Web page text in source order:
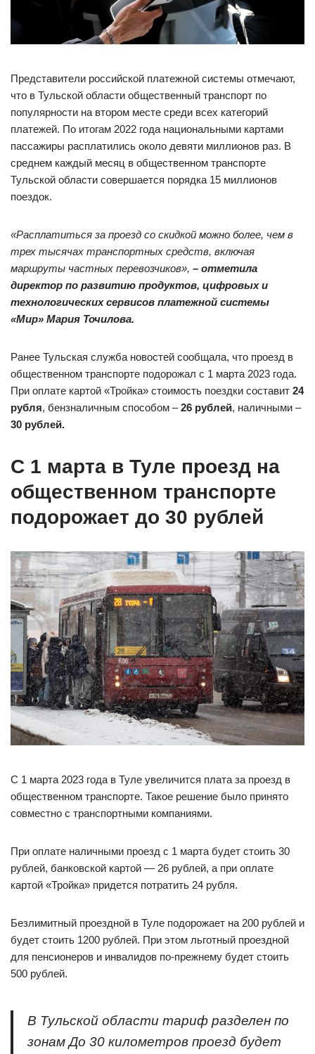
Представители российской платежной системы отмечают,
что в Тульской области общественный транспорт по
популярности на втором месте среди всех категорий
платежей. По итогам 2022 года национальными картами
пассажиры расплатились около девяти миллионов раз. В
среднем каждый месяц в общественном транспорте
Тульской области совершается порядка 15 миллионов
поездок.
«Расплатиться за проезд со скидкой можно более, чем в
трех тысячах транспортных средств, включая
маршруты частных перевозчиков», – отметила
директор по развитию продуктов, цифровых и
технологических сервисов платежной системы
«Мир» Мария Точилова.
Ранее Тульская служба новостей сообщала, что проезд в
общественном транспорте подорожал с 1 марта 2023 года.
При оплате картой «Тройка» стоимость поездки составит 24
рубля, бензналичным способом –26 рублей, наличными –
30 рублей.
С 1 марта в Туле проезд на
общественном транспорте
подорожает до 30 рублей
С 1 марта 2023 года в Туле увеличится плата за проезд в
общественном транспорте. Такое решение было принято
совместно с транспортными компаниями.
При оплате наличными проезд с 1 марта будет стоить 30
рублей, банковской картой — 26 рублей, а при оплате
картой «Тройка» придется потратить 24 рубля.
Безлимитный проездной в Туле подорожает на 200 рублей и
будет стоить 1200 рублей. При этом льготный проездной
для пенсионеров и инвалидов по-прежнему будет стоить
500 рублей.
В Тульской области тариф разделен по
зонам До 30 километров проезд будет